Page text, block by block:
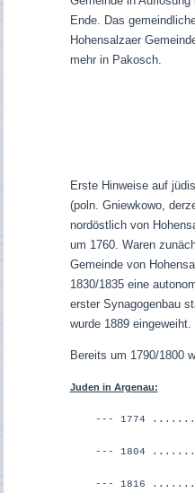
Ende. Das
Hohensalzaer
mehr in Pakosch.
Erste Hinweise auf
(poln. Gniewkowo,
nordöstlich von
um 1760. Waren
Gemeinde von
1830/1835 eine
erster Synagogenbau
wurde 1889 eingeweiht.
Bereits um 1790/1800
Juden in Argenau:
--- 1774
--- 1804
--- 1816